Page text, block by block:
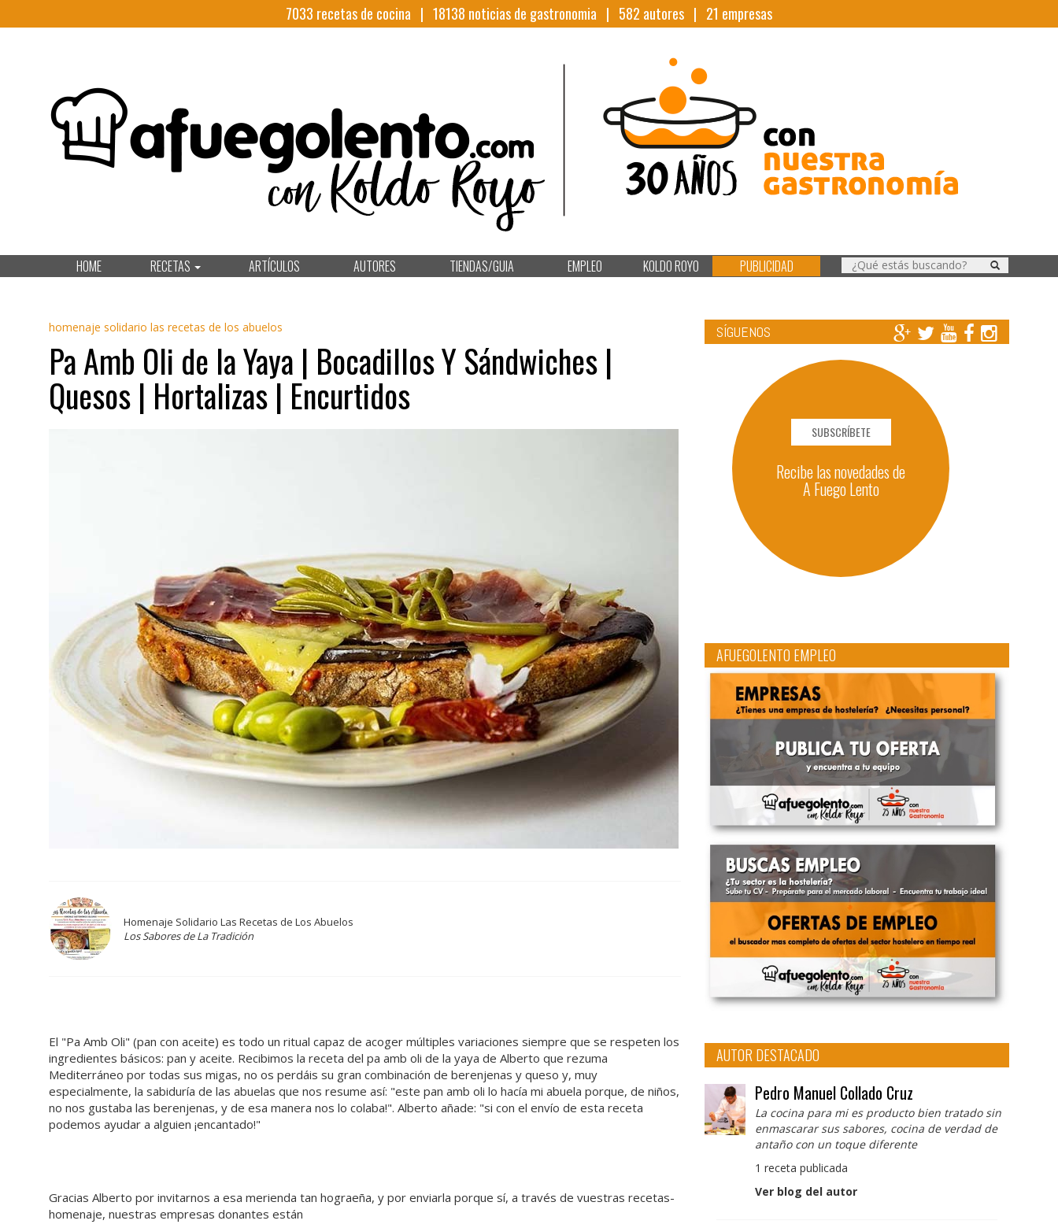
7033 recetas de cocina | 18138 noticias de gastronomia | 582 autores | 21 empresas
HOME RECETAS ARTÍCULOS AUTORES TIENDAS/GUIA EMPLEO KOLDO ROYO PUBLICIDAD
homenaje solidario las recetas de los abuelos
Pa Amb Oli de la Yaya | Bocadillos Y Sándwiches |
Quesos | Hortalizas | Encurtidos
Homenaje Solidario Las Recetas de Los Abuelos
Los Sabores de La Tradición
El "Pa Amb Oli" (pan con aceite) es todo un ritual capaz de acoger múltiples variaciones siempre que se respeten los
ingredientes básicos: pan y aceite. Recibimos la receta del pa amb oli de la yaya de Alberto que rezuma
Mediterráneo por todas sus migas, no os perdáis su gran combinación de berenjenas y queso y, muy
especialmente, la sabiduría de las abuelas que nos resume así: "este pan amb oli lo hacía mi abuela porque, de niños,
no nos gustaba las berenjenas, y de esa manera nos lo colaba!". Alberto añade: "si con el envío de esta receta
podemos ayudar a alguien ¡encantado!"
Gracias Alberto por invitarnos a esa merienda tan hograeña, y por enviarla porque sí, a través de vuestras recetas-
homenaje, nuestras empresas donantes están
SÍGUENOS
SUBSCRÍBETE
Recibe las novedades de
A Fuego Lento
AFUEGOLENTO EMPLEO
AUTOR DESTACADO
Pedro Manuel Collado Cruz
La cocina para mi es producto bien tratado sin
enmascarar sus sabores, cocina de verdad de
antaño con un toque diferente
1 receta publicada
Ver blog del autor